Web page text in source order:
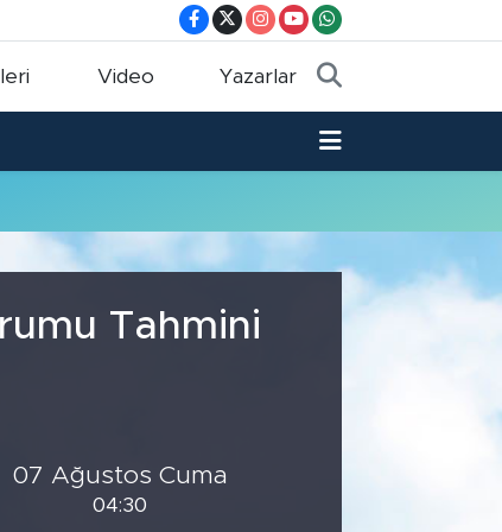
Video Yazarlar
Tahmini
07 Ağustos Cuma
04:30